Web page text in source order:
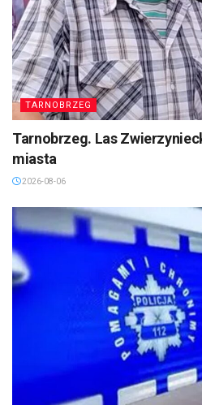
TARNOBRZEG
Tarnobrzeg. Las
miasta
2026-08-06